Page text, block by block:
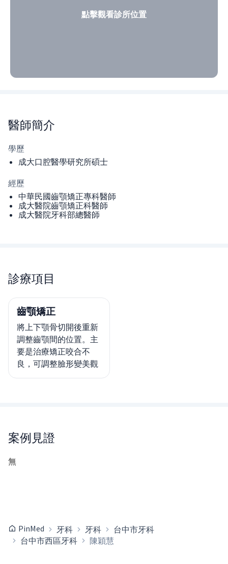
點擊觀看診所位置
醫師簡介
學歷
成大口腔醫學研究所碩士
經歷
中華民國齒顎矯正專科醫師
成大醫院齒顎矯正科醫師
成大醫院牙科部總醫師
診療項目
齒顎矯正
將上下顎骨切開後重新
調整齒顎間的位置。主
要是治療矯正咬合不
良，可調整臉形變美觀
案例見證
無
PinMed 牙科 牙科
台中市牙科
台中市西區牙科
陳穎慧